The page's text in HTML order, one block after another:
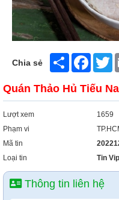
Dịch Vụ
Hàng Tiêu Dùng
Chia sẻ Share
Quán Thảo Hủ Tiếu
Lượt xem
1659
Phạm vi
Mã tin
Loại tin
Tin
Thông tin liên hệ